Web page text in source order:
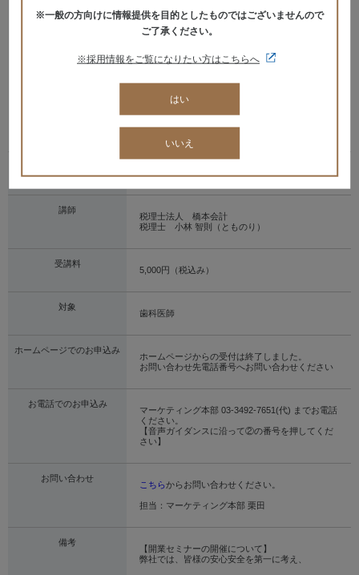
※一般の方向けに情報提供を目的としたものではございませんので
ご了承ください。
※採用情報をご覧になりたい方はこちらへ
はい
いいえ
3. 開業計画～資金調達と設備投資
4. 患者さんに選んでいただく広告・宣伝戦略
5. 知っておきたい！開業に伴う大切なこと
新規開業セミナーに参加していただいた方は、午
ぜひこの機会にご参加ください。
ない場合でも別日程にてご参加いただけます。
2名
講師
税理士法人 橋本会計
税理士 小林 智則（とものり）
受講料
5,000円（税込み）
対象
歯科医師
ホームページでのお申込み
ホームページからの受付は終了しました。
お問い合わせ先電話番号へお問い合わせください
お電話でのお申込み
マーケティング本部 03-3492-7651(代) までお電話
ください。
【音声ガイダンスに沿って②の番号を押してくだ
さい】
お問い合わせ
こちらからお問い合わせください。
担当：マーケティング本部 栗田
備考
【開業セミナーの開催について】
弊社では、皆様の安心安全を第一に考え、